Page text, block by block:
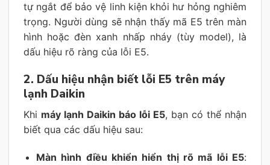
tự ngắt để bảo vệ linh kiện khỏi hư hỏng nghiêm
trọng. Người dùng sẽ nhận thấy mã E5 trên màn
hình hoặc đèn xanh nhấp nháy (tùy model), là
dấu hiệu rõ ràng của lỗi E5.
2. Dấu hiệu nhận biết lỗi E5 trên máy
lạnh Daikin
Khi máy lạnh Daikin báo lỗi E5, bạn có thể nhận
biết qua các dấu hiệu sau:
Màn hình điều khiển hiển thị rõ mã lỗi E5: